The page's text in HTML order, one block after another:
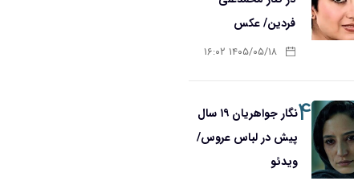
فردین/ عکس
۱۴۰۵/۰۵/۱۸ ۱۶:۰۲
۴
نگار جواهریان ۱۹ سال
پیش در لباس عروس/
ویدئو